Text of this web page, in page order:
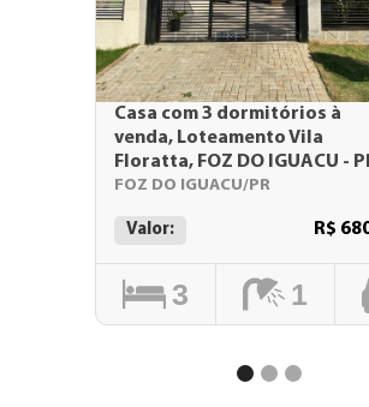
Casa com 3 dormitórios à
venda, Loteamento Vila
Floratta, FOZ DO IGUACU -
FOZ DO IGUACU/PR
Valor: R$
3 1